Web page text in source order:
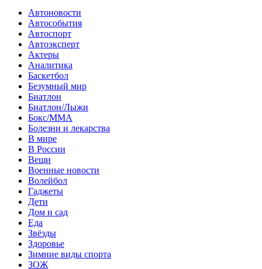
Автоновости
Автособытия
Автоспорт
Автоэксперт
Актеры
Аналитика
Баскетбол
Безумный мир
Биатлон
Биатлон/Лыжи
Бокс/MMA
Болезни и лекарства
В мире
В России
Вещи
Военные новости
Волейбол
Гаджеты
Дети
Дом и сад
Еда
Звёзды
Здоровье
Зимние виды спорта
ЗОЖ